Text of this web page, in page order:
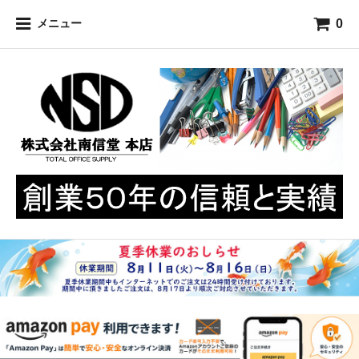
メニュー 0